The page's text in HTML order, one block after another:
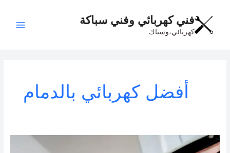
المحتوى
فني كهربائي وفني سباكة
كهربائي،وسباك
أفضل كهربائي بالدمام